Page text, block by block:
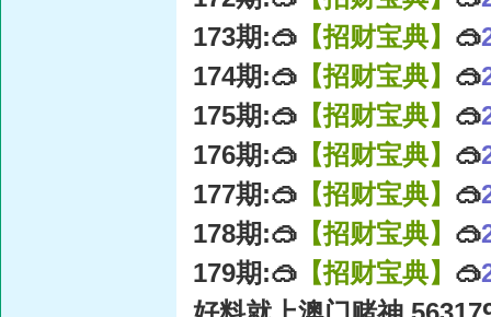
173期:🥽 【招财宝典】 🥽
174期:🥽 【招财宝典】 🥽
175期:🥽 【招财宝典】 🥽
176期:🥽 【招财宝典】 🥽
177期:🥽 【招财宝典】 🥽
178期:🥽 【招财宝典】 🥽
179期:🥽 【招财宝典】 🥽